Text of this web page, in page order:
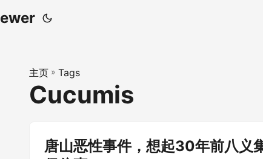
主页 » Tags
Cucumis
唐山恶性事件，想起30年前八义